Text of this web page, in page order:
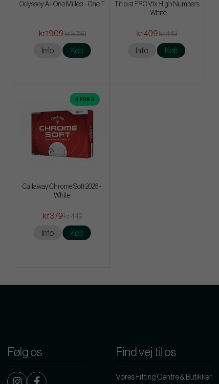
Odyssey Ai-One Milled - One T
kr.1 909 kr.3 739
Info Køb
Titleist PRO V1x High Numbers
- White
kr.409 kr.449
Info Køb
4 FOR 3
Callaway Chrome Soft 2026 -
White
kr.379 kr.449
Info Køb
Følg os Find vej til os
Vores Fitting Centre & Butikker